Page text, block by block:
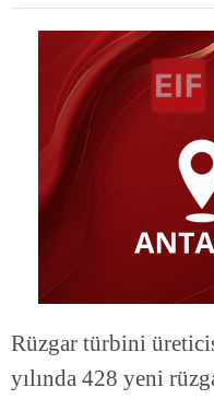
Rüzgar türbini
yılında 428 yeni